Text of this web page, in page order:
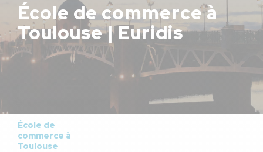
École de commerce à
Toulouse | Euridis
École de
commerce à
Toulouse